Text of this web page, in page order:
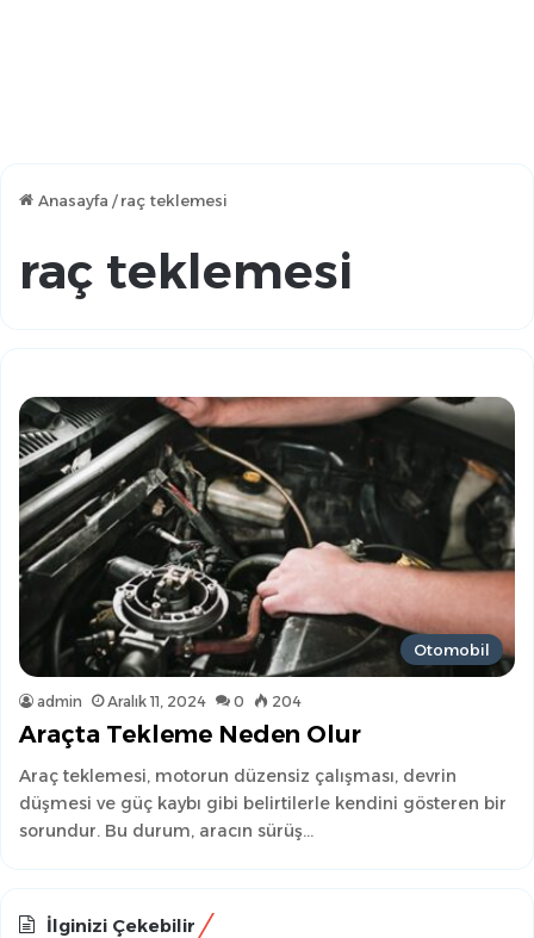
Anasayfa / raç teklemesi
raç teklemesi
Otomobil
admin Aralık 11, 2024 0 204
Araçta Tekleme Neden Olur
Araç teklemesi, motorun düzensiz çalışması, devrin
düşmesi ve güç kaybı gibi belirtilerle kendini gösteren bir
sorundur. Bu durum, aracın sürüş…
İlginizi Çekebilir